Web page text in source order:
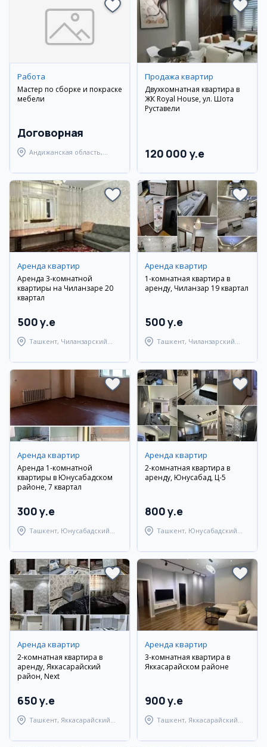
Работа
Мастер по сборке и покраске
мебели
Договорная
Андижанская область,
Продажа квартир
Двухкомнатная квартира в
ЖК Royal House, ул. Шота
Руставели
120 000 y.e
Аренда квартир
Аренда 3-комнатной
квартиры на Чиланзаре 20
квартал
500 y.e
Ташкент, Чиланзарский
Аренда квартир
1-комнатная квартира в
аренду, Чиланзар 19 квартал
500 y.e
Ташкент, Чиланзарский
Аренда квартир
Аренда 1-комнатной
квартиры в Юнусабадском
районе, 7 квартал
300 y.e
Ташкент, Юнусабадский
Аренда квартир
2-комнатная квартира в
аренду, Юнусабад, Ц-5
800 y.e
Ташкент, Юнусабадский
Аренда квартир
2-комнатная квартира в
аренду, Яккасарайский
район, Next
650 y.e
Ташкент, Яккасарайский
Аренда квартир
3-комнатная квартира в
Яккасарайском районе
900 y.e
Ташкент, Яккасарайский